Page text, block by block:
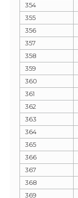
354
355
356
357
358
359
360
361
362
363
364
365
366
367
368
369